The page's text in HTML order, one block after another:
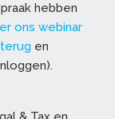
hebben
ons webinar
en